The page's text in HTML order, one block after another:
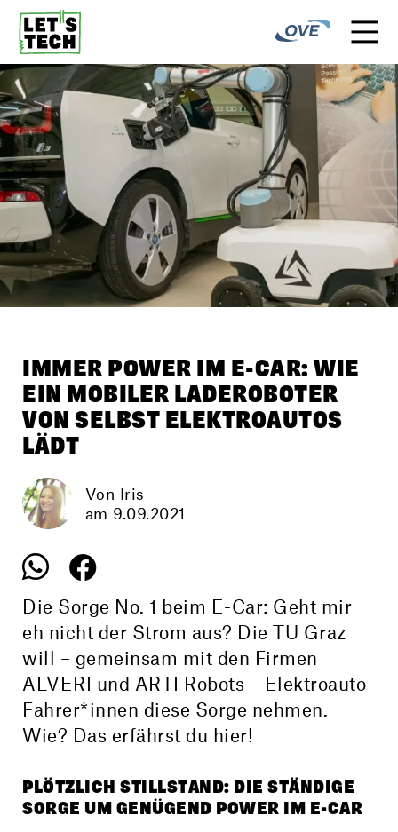
IMMER POWER IM E-CAR: WIE
EIN MOBILER LADER­OBOTER
VON SELBST ELEKTRO­AUTOS
LÄDT
Von Iris
am 9.09.2021
Die Sorge No. 1 beim E-Car: Geht mir
eh nicht der Strom aus? Die TU Graz
will – gemeinsam mit den Firmen
ALVERI und ARTI Robots – Elektroauto-
Fahrer*innen diese Sorge nehmen.
Wie? Das erfährst du hier!
PLÖTZLICH STILLSTAND: DIE STÄNDIGE
SORGE UM GENÜGEND POWER IM E-CAR